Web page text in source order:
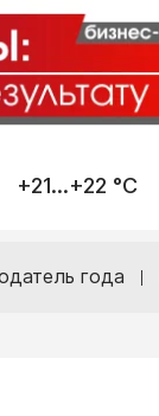
+21...+22 °С
года